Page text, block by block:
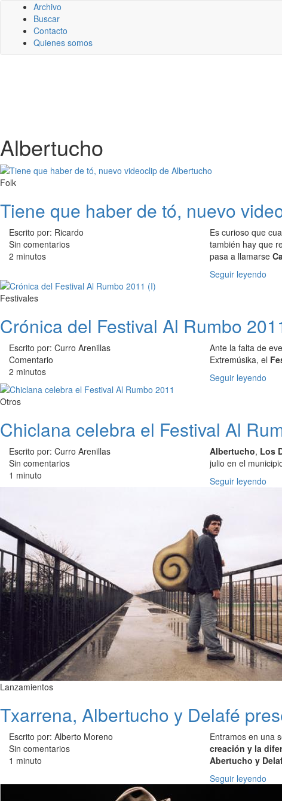
Archivo
Buscar
Contacto
Quienes somos
Albertucho
Folk
Tiene que haber de tó, nuevo
Escrito por: Ricardo
Sin comentarios
2 minutos
Es curioso que
también hay que
pasa a llamarse
Seguir leyendo
Festivales
Crónica del Festival Al Rumbo
Escrito por: Curro Arenillas
Comentario
2 minutos
Ante la falta de
Extremúsika, el
Seguir leyendo
Otros
Chiclana celebra el Festival Al
Escrito por: Curro Arenillas
Sin comentarios
1 minuto
Albertucho, Los
julio en el
Seguir leyendo
Lanzamientos
Txarrena, Albertucho y Delafé
Escrito por: Alberto Moreno
Sin comentarios
1 minuto
Entramos en una
creación y la
Abertucho y
Seguir leyendo